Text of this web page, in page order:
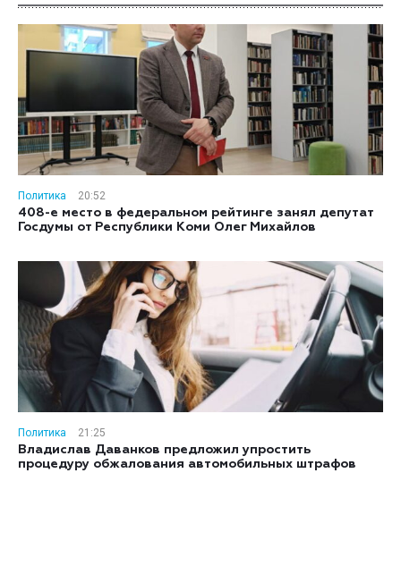
Политика
20:52
408-е место в федеральном рейтинге занял депутат
Госдумы от Республики Коми Олег Михайлов
Политика
21:25
Владислав Даванков предложил упростить
процедуру обжалования автомобильных штрафов